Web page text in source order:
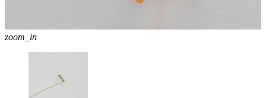
zoom_in